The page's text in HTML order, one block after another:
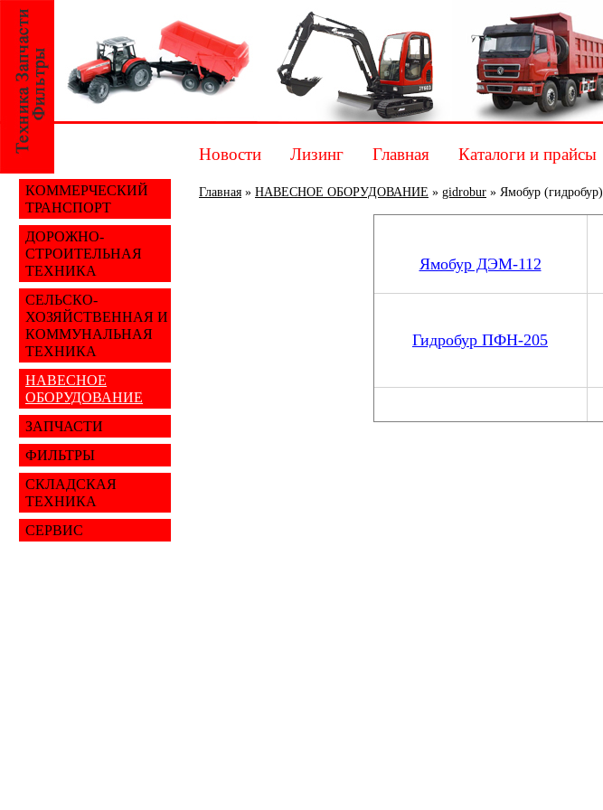
Новости Лизинг Главная Каталоги и прайсы
Главная » НАВЕСНОЕ ОБОРУДОВАНИЕ » gidrobur » Ямобур (гидробур)
Ямобур ДЭМ-112
Гидробур ПФН-205
КОММЕРЧЕСКИЙ
ТРАНСПОРТ
ДОРОЖНО-
СТРОИТЕЛЬНАЯ
ТЕХНИКА
СЕЛЬСКО-
ХОЗЯЙСТВЕННАЯ И
КОММУНАЛЬНАЯ
ТЕХНИКА
НАВЕСНОЕ
ОБОРУДОВАНИЕ
ЗАПЧАСТИ
ФИЛЬТРЫ
СКЛАДСКАЯ
ТЕХНИКА
СЕРВИС